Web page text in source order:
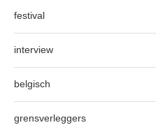
festival
interview
belgisch
grensverleggers